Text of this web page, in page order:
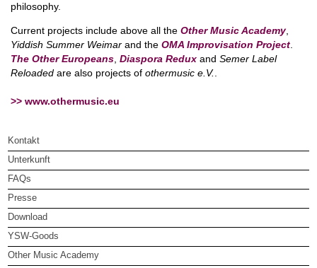
philosophy.
Current projects include above all the Other Music Academy,
Yiddish Summer Weimarand the OMA Improvisation Project.
The Other Europeans, Diaspora Reduxand Semer Label
Reloadedare also projects of othermusic e.V.
>> www.othermusic.eu
Kontakt
Unterkunft
FAQs
Presse
Download
YSW-Goods
Other Music Academy